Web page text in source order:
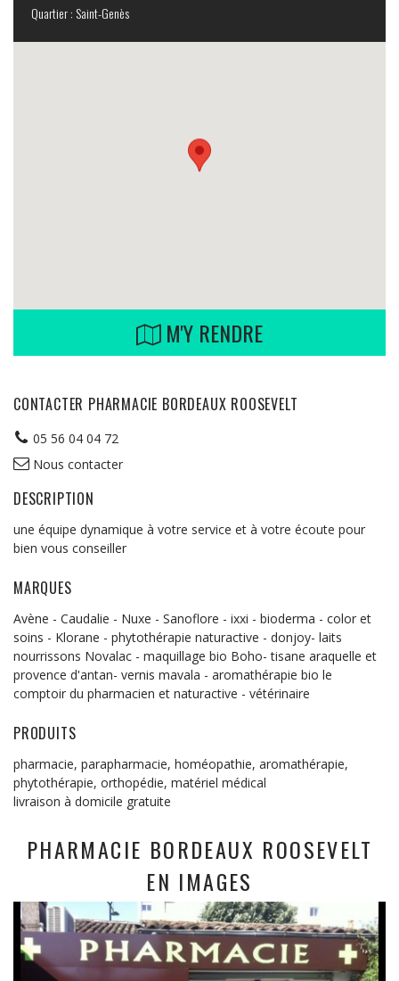
Quartier : Saint-Genès
M'Y RENDRE
CONTACTER PHARMACIE BORDEAUX ROOSEVELT
05 56 04 04 72
Nous contacter
DESCRIPTION
une équipe dynamique à votre service et à votre écoute pour
bien vous conseiller
MARQUES
Avène - Caudalie - Nuxe - Sanoflore - ixxi - bioderma - color et
soins - Klorane - phytothérapie naturactive - donjoy- laits
nourrissons Novalac - maquillage bio Boho- tisane araquelle et
provence d'antan- vernis mavala - aromathérapie bio le
comptoir du pharmacien et naturactive - vétérinaire
PRODUITS
pharmacie, parapharmacie, homéopathie, aromathérapie,
phytothérapie, orthopédie, matériel médical
livraison à domicile gratuite
PHARMACIE BORDEAUX ROOSEVELT
EN IMAGES